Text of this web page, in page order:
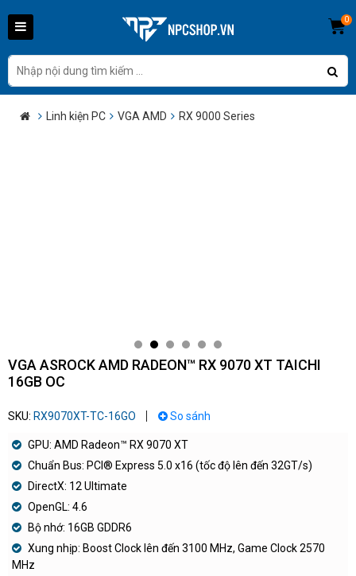
0
Linh kiện PC VGA AMD RX 9000 Series
VGA ASROCK AMD RADEON™ RX 9070 XT TAICHI
16GB OC
SKU: RX9070XT-TC-16GO So sánh
GPU: AMD Radeon™ RX 9070 XT
Chuẩn Bus: PCI® Express 5.0 x16 (tốc độ lên đến 32GT/s)
DirectX: 12 Ultimate
OpenGL: 4.6
Bộ nhớ: 16GB GDDR6
Xung nhịp: Boost Clock lên đến 3100 MHz, Game Clock 2570
MHz